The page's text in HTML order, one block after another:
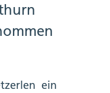
ein